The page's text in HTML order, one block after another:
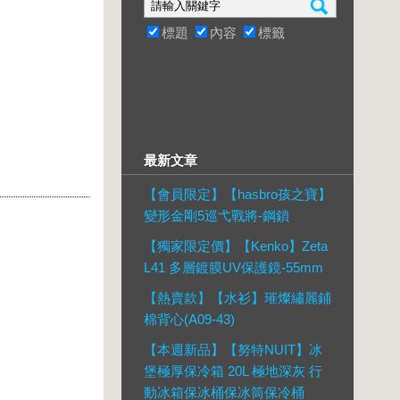
標題 內容 標籤
最新文章
【會員限定】【hasbro孩之寶】
變形金剛5巡弋戰將-鋼鎖
【獨家限定價】【Kenko】Zeta
L41 多層鍍膜UV保護鏡-55mm
【熱賣款】【水衫】璀燦繡麗鋪
棉背心(A09-43)
【本週新品】【努特NUIT】冰
堡極厚保冷箱 20L 極地深灰 行
動冰箱保冰桶保冰筒保冷桶